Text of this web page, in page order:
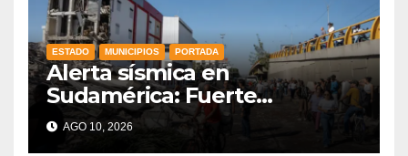
ESTADO MUNICIPIOS PORTADA
Alerta sísmica en
Sudamérica: Fuerte
terremoto de magnitud 7.4
sacude diversas regiones de
AGO 10, 2026